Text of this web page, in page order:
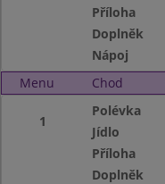
Příloha
Doplněk
Nápoj
Menu
Chod
1
Polévka
Jídlo
Příloha
Doplněk